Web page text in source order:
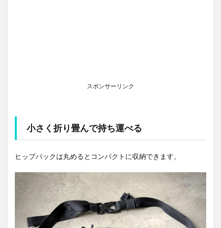
スポンサーリンク
小さく折り畳んで持ち運べる
ヒップパックは丸めるとコンパクトに収納できます。